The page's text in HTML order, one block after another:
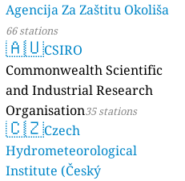
Agencija Za Zaštitu Okoliša
66 stations
🇦🇺CSIRO
Commonwealth Scientific
and Industrial Research
Organisation35 stations
🇨🇿Czech
Hydrometeorological
Institute (Český